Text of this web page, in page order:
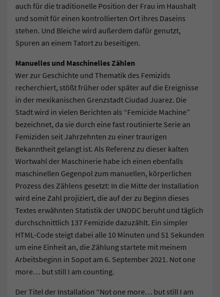
auch für die traditionelle Position der Frau im Haushalt
und somit für einen kontrollierten Ort ihres Daseins
stehen. Und Bleiche wird außerdem dafür genutzt,
Spuren an einem Tatort zu beseitigen.
Manuelles und Maschinelles Zählen
Wer zur Geschichte und Thematik des Femizids
recherchiert, stößt früher oder später auf die Ereignisse
in der mexikanischen Grenzstadt Ciudad Juarez. Die
Stadt wird in vielen Berichten als “Femicide Machine”
bezeichnet, da sie durch eine fast routinierte Serie an
Femiziden seit Jahrzehnten zu einer traurigen
Bekanntheit gelangt ist. Als Referenz zu dieser kalten
Wortwahl der Maschinerie habe ich einen ebenfalls
maschinellen Gegenpol zum manuellen, körperlichen
Prozess des Zählens gesetzt: In die Mitte der Installation
wird eine Zahl projiziert, die auf der zu Beginn dieses
Textes erwähnten Statistik der UNODC beruht und täglich
durchschnittlich 137 Femizide dazuzählt. Ein simpler
HTML-Code steigt dabei alle 10 Minuten und 51 Sekunden
um eine Einheit an, die Zählung startete mit meinem
Arbeitsbeginn in Sopot am 6. September 2021. Not one
more… but still I am counting.
Der Titel der Installation “Not one more… but still I am